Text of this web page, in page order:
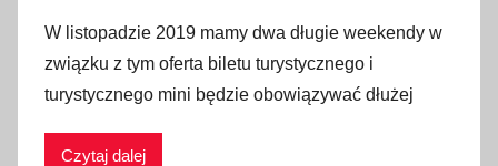
u
b
l
i
W listopadzie 2019 mamy dwa długie weekendy w
związku z tym oferta biletu turystycznego i
turystycznego mini będzie obowiązywać dłużej
Czytaj dalej